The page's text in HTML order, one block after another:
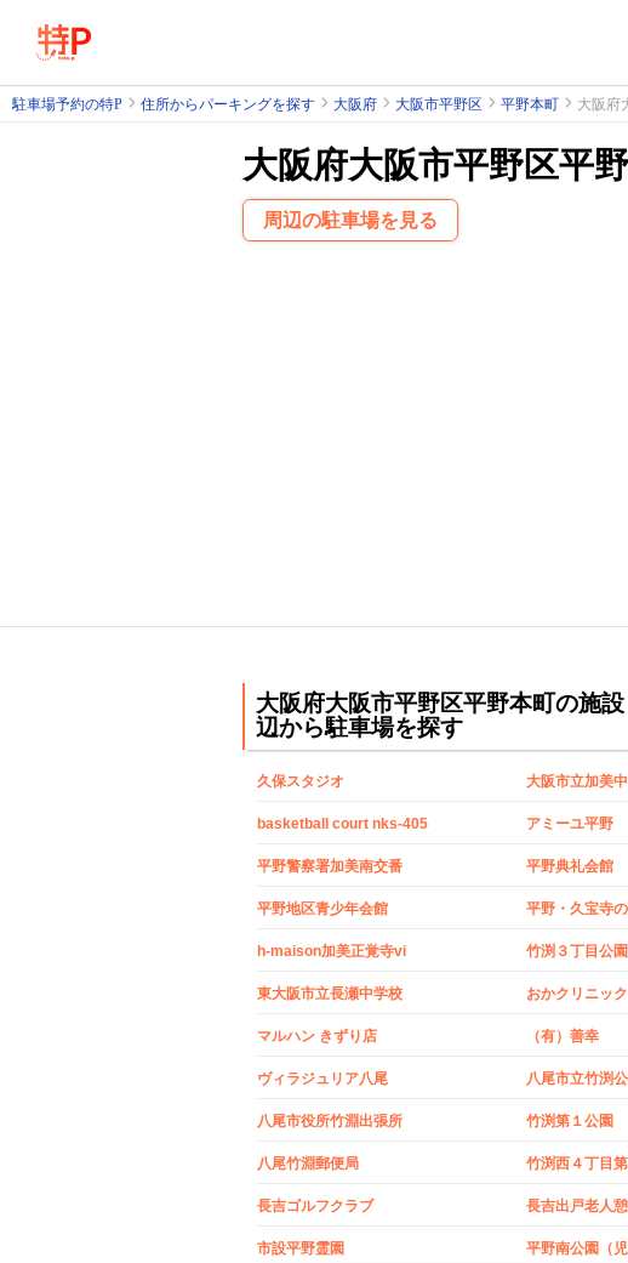
駐車場予約の特P 住所からパーキングを探す 大阪府 大阪市平野区 平野本町 大阪府
大阪府大阪市平野区平
周辺の駐車場を見る
大阪府大阪市平野区平野本町の施
辺から駐車場を探す
久保スタジオ 大阪市立加美
basketball court nks-405 アミーユ平野
平野警察署加美南交番 平野典礼会館
平野地区青少年会館
h-maison加美正覚寺vi 竹渕３丁目公園
東大阪市立長瀬中学校 おかクリニック
マルハン きずり店 （有）善幸
ヴィラジュリア八尾 八尾市立竹渕
八尾市役所竹淵出張所 竹渕第１公園
八尾竹淵郵便局 竹渕西４丁目
長吉ゴルフクラブ 長吉出戸老人
市設平野霊園 平野南公園（児